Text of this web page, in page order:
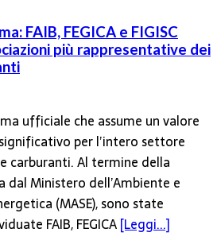
FAIB, FEGICA e FIGISC
più rappresentative dei
ufficiale che assume un valore
per l’intero settore
carburanti. Al termine della
dal Ministero dell’Ambiente e
(MASE), sono state
FAIB, FEGICA[Leggi...]